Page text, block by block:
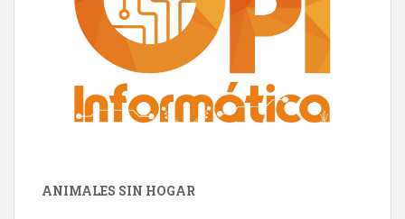
ANIMALES SIN HOGAR